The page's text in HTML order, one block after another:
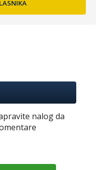
nalog da